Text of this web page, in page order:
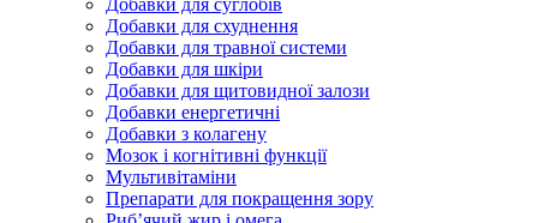
Добавки для схуднення
Добавки для травної системи
Добавки для шкіри
Добавки для щитовидної залози
Добавки енергетичні
Добавки з колагену
Мозок і когнітивні функції
Мультивітаміни
Препарати для покращення зору